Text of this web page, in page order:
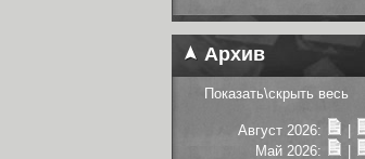
Архив
Показать\скрыть весь
Август 2026:
Май 2026: